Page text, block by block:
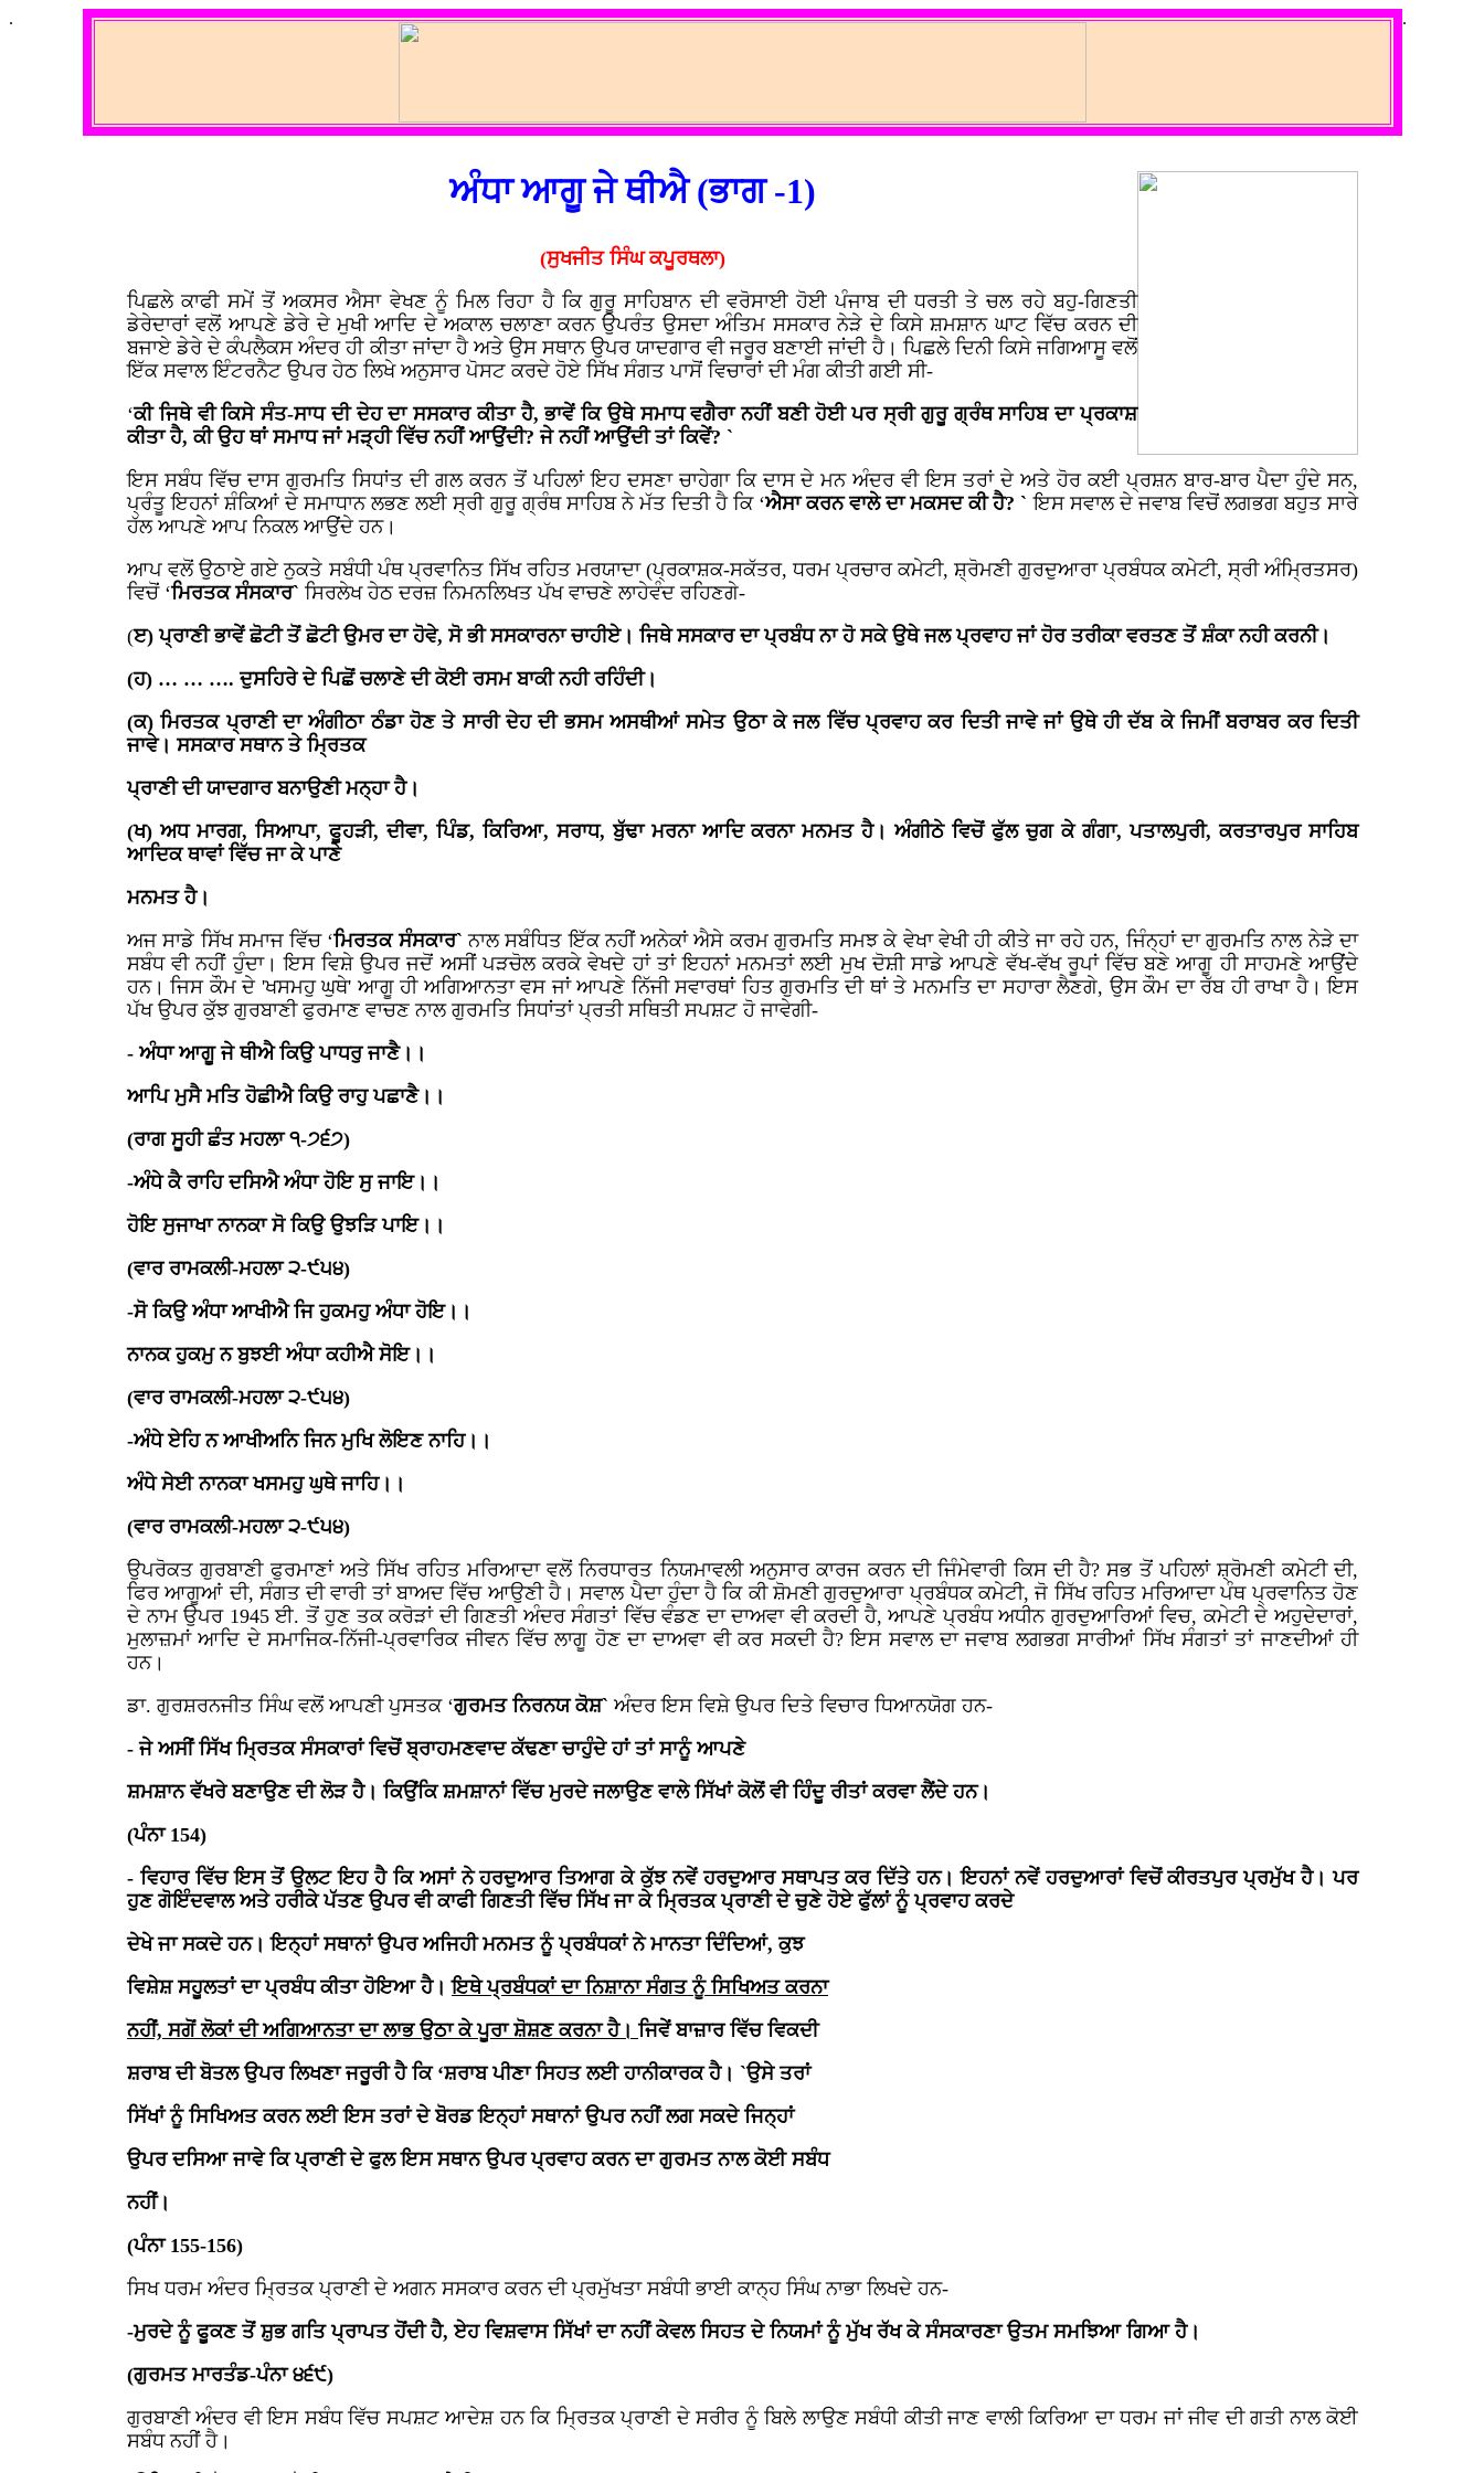
.
ਅੰਧਾ ਆਗੂ ਜੇ ਥੀਐ (ਭਾਗ -1)
(ਸੁਖਜੀਤ ਸਿੰਘ ਕਪੂਰਥਲਾ)
ਪਿਛਲੇ ਕਾਫੀ ਸਮੇਂ ਤੋਂ ਅਕਸਰ ਐਸਾ ਵੇਖਣ ਨੂੰ ਮਿਲ ਰਿਹਾ ਹੈ ਕਿ ਗੁਰੂ ਸਾਹਿਬਾਨ ਦੀ ਵਰੋਸਾਈ ਹੋਈ ਪੰਜਾਬ ਦੀ ਧਰਤੀ ਤੇ ਚਲ ਰਹੇ ਬਹੁ-ਗਿਣਤੀ
ਡੇਰੇਦਾਰਾਂ ਵਲੋਂ ਆਪਣੇ ਡੇਰੇ ਦੇ ਮੁਖੀ ਆਦਿ ਦੇ ਅਕਾਲ ਚਲਾਣਾ ਕਰਨ ਉਪਰੰਤ ਉਸਦਾ ਅੰਤਿਮ ਸਸਕਾਰ ਨੇੜੇ ਦੇ ਕਿਸੇ ਸ਼ਮਸ਼ਾਨ ਘਾਟ ਵਿੱਚ ਕਰਨ ਦੀ
ਬਜਾਏ ਡੇਰੇ ਦੇ ਕੰਪਲੈਕਸ ਅੰਦਰ ਹੀ ਕੀਤਾ ਜਾਂਦਾ ਹੈ ਅਤੇ ਉਸ ਸਥਾਨ ਉਪਰ ਯਾਦਗਾਰ ਵੀ ਜਰੂਰ ਬਣਾਈ ਜਾਂਦੀ ਹੈ। ਪਿਛਲੇ ਦਿਨੀ ਕਿਸੇ ਜਗਿਆਸੂ ਵਲੋਂ
ਇੱਕ ਸਵਾਲ ਇੰਟਰਨੈਟ ਉਪਰ ਹੇਠ ਲਿਖੇ ਅਨੁਸਾਰ ਪੋਸਟ ਕਰਦੇ ਹੋਏ ਸਿੱਖ ਸੰਗਤ ਪਾਸੋਂ ਵਿਚਾਰਾਂ ਦੀ ਮੰਗ ਕੀਤੀ ਗਈ ਸੀ-
‘ਕੀ ਜਿਥੇ ਵੀ ਕਿਸੇ ਸੰਤ-ਸਾਧ ਦੀ ਦੇਹ ਦਾ ਸਸਕਾਰ ਕੀਤਾ ਹੈ, ਭਾਵੇਂ ਕਿ ਉਥੇ ਸਮਾਧ ਵਗੈਰਾ ਨਹੀਂ ਬਣੀ ਹੋਈ ਪਰ ਸ੍ਰੀ ਗੁਰੂ ਗ੍ਰੰਥ ਸਾਹਿਬ ਦਾ ਪ੍ਰਕਾਸ਼
ਕੀਤਾ ਹੈ, ਕੀ ਉਹ ਥਾਂ ਸਮਾਧ ਜਾਂ ਮੜ੍ਹੀ ਵਿੱਚ ਨਹੀਂ ਆਉਂਦੀ? ਜੇ ਨਹੀਂ ਆਉਂਦੀ ਤਾਂ ਕਿਵੇਂ? `
ਇਸ ਸਬੰਧ ਵਿੱਚ ਦਾਸ ਗੁਰਮਤਿ ਸਿਧਾਂਤ ਦੀ ਗਲ ਕਰਨ ਤੋਂ ਪਹਿਲਾਂ ਇਹ ਦਸਣਾ ਚਾਹੇਗਾ ਕਿ ਦਾਸ ਦੇ ਮਨ ਅੰਦਰ ਵੀ ਇਸ ਤਰਾਂ ਦੇ ਅਤੇ ਹੋਰ ਕਈ ਪ੍ਰਸ਼ਨ ਬਾਰ-ਬਾਰ ਪੈਦਾ ਹੁੰਦੇ ਸਨ,
ਪ੍ਰੰਤੂ ਇਹਨਾਂ ਸ਼ੰਕਿਆਂ ਦੇ ਸਮਾਧਾਨ ਲਭਣ ਲਈ ਸ੍ਰੀ ਗੁਰੂ ਗ੍ਰੰਥ ਸਾਹਿਬ ਨੇ ਮੱਤ ਦਿਤੀ ਹੈ ਕਿ ‘ਐਸਾ ਕਰਨ ਵਾਲੇ ਦਾ ਮਕਸਦ ਕੀ ਹੈ? `ਇਸ ਸਵਾਲ ਦੇ ਜਵਾਬ ਵਿਚੋਂ ਲਗਭਗ ਬਹੁਤ ਸਾਰੇ
ਹੱਲ ਆਪਣੇ ਆਪ ਨਿਕਲ ਆਉਂਦੇ ਹਨ।
ਆਪ ਵਲੋਂ ਉਠਾਏ ਗਏ ਨੁਕਤੇ ਸਬੰਧੀ ਪੰਥ ਪ੍ਰਵਾਨਿਤ ਸਿੱਖ ਰਹਿਤ ਮਰਯਾਦਾ (ਪ੍ਰਕਾਸ਼ਕ-ਸਕੱਤਰ, ਧਰਮ ਪ੍ਰਚਾਰ ਕਮੇਟੀ, ਸ਼੍ਰੋਮਣੀ ਗੁਰਦੁਆਰਾ ਪ੍ਰਬੰਧਕ ਕਮੇਟੀ, ਸ੍ਰੀ ਅੰਮ੍ਰਿਤਸਰ)
ਵਿਚੋਂ ‘ਮਿਰਤਕ ਸੰਸਕਾਰ` ਸਿਰਲੇਖ ਹੇਠ ਦਰਜ਼ ਨਿਮਨਲਿਖਤ ਪੱਖ ਵਾਚਣੇ ਲਾਹੇਵੰਦ ਰਹਿਣਗੇ-
(ੲ) ਪ੍ਰਾਣੀ ਭਾਵੇਂ ਛੋਟੀ ਤੋਂ ਛੋਟੀ ਉਮਰ ਦਾ ਹੋਵੇ, ਸੋ ਭੀ ਸਸਕਾਰਨਾ ਚਾਹੀਏ। ਜਿਥੇ ਸਸਕਾਰ ਦਾ ਪ੍ਰਬੰਧ ਨਾ ਹੋ ਸਕੇ ਉਥੇ ਜਲ ਪ੍ਰਵਾਹ ਜਾਂ ਹੋਰ ਤਰੀਕਾ ਵਰਤਣ ਤੋਂ ਸ਼ੰਕਾ ਨਹੀ ਕਰਨੀ।
(ਹ) … … …. ਦੁਸਹਿਰੇ ਦੇ ਪਿਛੋਂ ਚਲਾਣੇ ਦੀ ਕੋਈ ਰਸਮ ਬਾਕੀ ਨਹੀ ਰਹਿੰਦੀ।
(ਕ) ਮਿਰਤਕ ਪ੍ਰਾਣੀ ਦਾ ਅੰਗੀਠਾ ਠੰਡਾ ਹੋਣ ਤੇ ਸਾਰੀ ਦੇਹ ਦੀ ਭਸਮ ਅਸਥੀਆਂ ਸਮੇਤ ਉਠਾ ਕੇ ਜਲ ਵਿੱਚ ਪ੍ਰਵਾਹ ਕਰ ਦਿਤੀ ਜਾਵੇ ਜਾਂ ਉਥੇ ਹੀ ਦੱਬ ਕੇ ਜਿਮੀਂ ਬਰਾਬਰ ਕਰ ਦਿਤੀ
ਜਾਵੇ। ਸਸਕਾਰ ਸਥਾਨ ਤੇ ਮ੍ਰਿਤਕ
ਪ੍ਰਾਣੀ ਦੀ ਯਾਦਗਾਰ ਬਨਾਉਣੀ ਮਨ੍ਹਾ ਹੈ।
(ਖ) ਅਧ ਮਾਰਗ, ਸਿਆਪਾ, ਫੂਹੜੀ, ਦੀਵਾ, ਪਿੰਡ, ਕਿਰਿਆ, ਸਰਾਧ, ਬੁੱਢਾ ਮਰਨਾ ਆਦਿ ਕਰਨਾ ਮਨਮਤ ਹੈ। ਅੰਗੀਠੇ ਵਿਚੋਂ ਫੁੱਲ ਚੁਗ ਕੇ ਗੰਗਾ, ਪਤਾਲਪੁਰੀ, ਕਰਤਾਰਪੁਰ ਸਾਹਿਬ
ਆਦਿਕ ਥਾਵਾਂ ਵਿੱਚ ਜਾ ਕੇ ਪਾਣੇ
ਮਨਮਤ ਹੈ।
ਅਜ ਸਾਡੇ ਸਿੱਖ ਸਮਾਜ ਵਿੱਚ ‘ਮਿਰਤਕ ਸੰਸਕਾਰ`ਨਾਲ ਸਬੰਧਿਤ ਇੱਕ ਨਹੀਂ ਅਨੇਕਾਂ ਐਸੇ ਕਰਮ ਗੁਰਮਤਿ ਸਮਝ ਕੇ ਵੇਖਾ ਵੇਖੀ ਹੀ ਕੀਤੇ ਜਾ ਰਹੇ ਹਨ, ਜਿੰਨ੍ਹਾਂ ਦਾ ਗੁਰਮਤਿ ਨਾਲ ਨੇੜੇ ਦਾ
ਸਬੰਧ ਵੀ ਨਹੀਂ ਹੁੰਦਾ। ਇਸ ਵਿਸ਼ੇ ਉਪਰ ਜਦੋਂ ਅਸੀਂ ਪੜਚੋਲ ਕਰਕੇ ਵੇਖਦੇ ਹਾਂ ਤਾਂ ਇਹਨਾਂ ਮਨਮਤਾਂ ਲਈ ਮੁਖ ਦੋਸ਼ੀ ਸਾਡੇ ਆਪਣੇ ਵੱਖ-ਵੱਖ ਰੂਪਾਂ ਵਿੱਚ ਬਣੇ ਆਗੂ ਹੀ ਸਾਹਮਣੇ ਆਉਂਦੇ
ਹਨ। ਜਿਸ ਕੌਮ ਦੇ 'ਖਸਮਹੁ ਘੁਥੇ' ਆਗੂ ਹੀ ਅਗਿਆਨਤਾ ਵਸ ਜਾਂ ਆਪਣੇ ਨਿੱਜੀ ਸਵਾਰਥਾਂ ਹਿਤ ਗੁਰਮਤਿ ਦੀ ਥਾਂ ਤੇ ਮਨਮਤਿ ਦਾ ਸਹਾਰਾ ਲੈਣਗੇ, ਉਸ ਕੌਮ ਦਾ ਰੱਬ ਹੀ ਰਾਖਾ ਹੈ। ਇਸ
ਪੱਖ ਉਪਰ ਕੁੱਝ ਗੁਰਬਾਣੀ ਫੁਰਮਾਣ ਵਾਚਣ ਨਾਲ ਗੁਰਮਤਿ ਸਿਧਾਂਤਾਂ ਪ੍ਰਤੀ ਸਥਿਤੀ ਸਪਸ਼ਟ ਹੋ ਜਾਵੇਗੀ-
- ਅੰਧਾ ਆਗੂ ਜੇ ਥੀਐ ਕਿਉ ਪਾਧਰੁ ਜਾਣੈ।।
ਆਪਿ ਮੁਸੈ ਮਤਿ ਹੋਛੀਐ ਕਿਉ ਰਾਹੁ ਪਛਾਣੈ।।
(ਰਾਗ ਸੂਹੀ ਛੰਤ ਮਹਲਾ ੧-੭੬੭)
-ਅੰਧੇ ਕੈ ਰਾਹਿ ਦਸਿਐ ਅੰਧਾ ਹੋਇ ਸੁ ਜਾਇ।।
ਹੋਇ ਸੁਜਾਖਾ ਨਾਨਕਾ ਸੋ ਕਿਉ ਉਝੜਿ ਪਾਇ।।
(ਵਾਰ ਰਾਮਕਲੀ-ਮਹਲਾ ੨-੯੫੪)
-ਸੋ ਕਿਉ ਅੰਧਾ ਆਖੀਐ ਜਿ ਹੁਕਮਹੁ ਅੰਧਾ ਹੋਇ।।
ਨਾਨਕ ਹੁਕਮੁ ਨ ਬੁਝਈ ਅੰਧਾ ਕਹੀਐ ਸੋਇ।।
(ਵਾਰ ਰਾਮਕਲੀ-ਮਹਲਾ ੨-੯੫੪)
-ਅੰਧੇ ਏਹਿ ਨ ਆਖੀਅਨਿ ਜਿਨ ਮੁਖਿ ਲੋਇਣ ਨਾਹਿ।।
ਅੰਧੇ ਸੇਈ ਨਾਨਕਾ ਖਸਮਹੁ ਘੁਥੇ ਜਾਹਿ।।
(ਵਾਰ ਰਾਮਕਲੀ-ਮਹਲਾ ੨-੯੫੪)
ਉਪਰੋਕਤ ਗੁਰਬਾਣੀ ਫੁਰਮਾਣਾਂ ਅਤੇ ਸਿੱਖ ਰਹਿਤ ਮਰਿਆਦਾ ਵਲੋਂ ਨਿਰਧਾਰਤ ਨਿਯਮਾਵਲੀ ਅਨੁਸਾਰ ਕਾਰਜ ਕਰਨ ਦੀ ਜਿੰਮੇਵਾਰੀ ਕਿਸ ਦੀ ਹੈ? ਸਭ ਤੋਂ ਪਹਿਲਾਂ ਸ਼੍ਰੋਮਣੀ ਕਮੇਟੀ ਦੀ,
ਫਿਰ ਆਗੂਆਂ ਦੀ, ਸੰਗਤ ਦੀ ਵਾਰੀ ਤਾਂ ਬਾਅਦ ਵਿੱਚ ਆਉਣੀ ਹੈ। ਸਵਾਲ ਪੈਦਾ ਹੁੰਦਾ ਹੈ ਕਿ ਕੀ ਸ਼ੋਮਣੀ ਗੁਰਦੁਆਰਾ ਪ੍ਰਬੰਧਕ ਕਮੇਟੀ, ਜੋ ਸਿੱਖ ਰਹਿਤ ਮਰਿਆਦਾ ਪੰਥ ਪ੍ਰਵਾਨਿਤ ਹੋਣ
ਦੇ ਨਾਮ ਉਪਰ 1945 ਈ. ਤੋਂ ਹੁਣ ਤਕ ਕਰੋੜਾਂ ਦੀ ਗਿਣਤੀ ਅੰਦਰ ਸੰਗਤਾਂ ਵਿੱਚ ਵੰਡਣ ਦਾ ਦਾਅਵਾ ਵੀ ਕਰਦੀ ਹੈ, ਆਪਣੇ ਪ੍ਰਬੰਧ ਅਧੀਨ ਗੁਰਦੁਆਰਿਆਂ ਵਿਚ, ਕਮੇਟੀ ਦੇ ਅਹੁਦੇਦਾਰਾਂ,
ਮੁਲਾਜ਼ਮਾਂ ਆਦਿ ਦੇ ਸਮਾਜਿਕ-ਨਿੱਜੀ-ਪ੍ਰਵਾਰਿਕ ਜੀਵਨ ਵਿੱਚ ਲਾਗੂ ਹੋਣ ਦਾ ਦਾਅਵਾ ਵੀ ਕਰ ਸਕਦੀ ਹੈ? ਇਸ ਸਵਾਲ ਦਾ ਜਵਾਬ ਲਗਭਗ ਸਾਰੀਆਂ ਸਿੱਖ ਸੰਗਤਾਂ ਤਾਂ ਜਾਣਦੀਆਂ ਹੀ
ਹਨ।
ਡਾ. ਗੁਰਸ਼ਰਨਜੀਤ ਸਿੰਘ ਵਲੋਂ ਆਪਣੀ ਪੁਸਤਕ ‘ਗੁਰਮਤ ਨਿਰਨਯ ਕੋਸ਼` ਅੰਦਰ ਇਸ ਵਿਸ਼ੇ ਉਪਰ ਦਿਤੇ ਵਿਚਾਰ ਧਿਆਨਯੋਗ ਹਨ-
- ਜੇ ਅਸੀਂ ਸਿੱਖ ਮ੍ਰਿਤਕ ਸੰਸਕਾਰਾਂ ਵਿਚੋਂ ਬ੍ਰਾਹਮਣਵਾਦ ਕੱਢਣਾ ਚਾਹੁੰਦੇ ਹਾਂ ਤਾਂ ਸਾਨੂੰ ਆਪਣੇ
ਸ਼ਮਸ਼ਾਨ ਵੱਖਰੇ ਬਣਾਉਣ ਦੀ ਲੋੜ ਹੈ। ਕਿਉਂਕਿ ਸ਼ਮਸ਼ਾਨਾਂ ਵਿੱਚ ਮੁਰਦੇ ਜਲਾਉਣ ਵਾਲੇ ਸਿੱਖਾਂ ਕੋਲੋਂ ਵੀ ਹਿੰਦੂ ਰੀਤਾਂ ਕਰਵਾ ਲੈਂਦੇ ਹਨ।
(ਪੰਨਾ 154)
- ਵਿਹਾਰ ਵਿੱਚ ਇਸ ਤੋਂ ਉਲਟ ਇਹ ਹੈ ਕਿ ਅਸਾਂ ਨੇ ਹਰਦੁਆਰ ਤਿਆਗ ਕੇ ਕੁੱਝ ਨਵੇਂ ਹਰਦੁਆਰ ਸਥਾਪਤ ਕਰ ਦਿੱਤੇ ਹਨ। ਇਹਨਾਂ ਨਵੇਂ ਹਰਦੁਆਰਾਂ ਵਿਚੋਂ ਕੀਰਤਪੁਰ ਪ੍ਰਮੁੱਖ ਹੈ। ਪਰ
ਹੁਣ ਗੋਇੰਦਵਾਲ ਅਤੇ ਹਰੀਕੇ ਪੱਤਣ ਉਪਰ ਵੀ ਕਾਫੀ ਗਿਣਤੀ ਵਿੱਚ ਸਿੱਖ ਜਾ ਕੇ ਮ੍ਰਿਤਕ ਪ੍ਰਾਣੀ ਦੇ ਚੁਣੇ ਹੋਏ ਫੁੱਲਾਂ ਨੂੰ ਪ੍ਰਵਾਹ ਕਰਦੇ
ਦੇਖੇ ਜਾ ਸਕਦੇ ਹਨ। ਇਨ੍ਹਾਂ ਸਥਾਨਾਂ ਉਪਰ ਅਜਿਹੀ ਮਨਮਤ ਨੂੰ ਪ੍ਰਬੰਧਕਾਂ ਨੇ ਮਾਨਤਾ ਦਿੰਦਿਆਂ, ਕੁਝ
ਵਿਸ਼ੇਸ਼ ਸਹੂਲਤਾਂ ਦਾ ਪ੍ਰਬੰਧ ਕੀਤਾ ਹੋਇਆ ਹੈ।ਇਥੇ ਪ੍ਰਬੰਧਕਾਂ ਦਾ ਨਿਸ਼ਾਨਾ ਸੰਗਤ ਨੂੰ ਸਿਖਿਅਤ ਕਰਨਾ
ਨਹੀਂ, ਸਗੋਂ ਲੋਕਾਂ ਦੀ ਅਗਿਆਨਤਾ ਦਾ ਲਾਭ ਉਠਾ ਕੇ ਪੂਰਾ ਸ਼ੋਸ਼ਣ ਕਰਨਾ ਹੈ।ਜਿਵੇਂ ਬਾਜ਼ਾਰ ਵਿੱਚ ਵਿਕਦੀ
ਸ਼ਰਾਬ ਦੀ ਬੋਤਲ ਉਪਰ ਲਿਖਣਾ ਜਰੂਰੀ ਹੈ ਕਿ ‘ਸ਼ਰਾਬ ਪੀਣਾ ਸਿਹਤ ਲਈ ਹਾਨੀਕਾਰਕ ਹੈ। `ਉਸੇ ਤਰਾਂ
ਸਿੱਖਾਂ ਨੂੰ ਸਿਖਿਅਤ ਕਰਨ ਲਈ ਇਸ ਤਰਾਂ ਦੇ ਬੋਰਡ ਇਨ੍ਹਾਂ ਸਥਾਨਾਂ ਉਪਰ ਨਹੀਂ ਲਗ ਸਕਦੇ ਜਿਨ੍ਹਾਂ
ਉਪਰ ਦਸਿਆ ਜਾਵੇ ਕਿ ਪ੍ਰਾਣੀ ਦੇ ਫੁਲ ਇਸ ਸਥਾਨ ਉਪਰ ਪ੍ਰਵਾਹ ਕਰਨ ਦਾ ਗੁਰਮਤ ਨਾਲ ਕੋਈ ਸਬੰਧ
ਨਹੀਂ।
(ਪੰਨਾ 155-156)
ਸਿਖ ਧਰਮ ਅੰਦਰ ਮ੍ਰਿਤਕ ਪ੍ਰਾਣੀ ਦੇ ਅਗਨ ਸਸਕਾਰ ਕਰਨ ਦੀ ਪ੍ਰਮੁੱਖਤਾ ਸਬੰਧੀ ਭਾਈ ਕਾਨ੍ਹ ਸਿੰਘ ਨਾਭਾ ਲਿਖਦੇ ਹਨ-
-ਮੁਰਦੇ ਨੂੰ ਫੂਕਣ ਤੋਂ ਸ਼ੁਭ ਗਤਿ ਪ੍ਰਾਪਤ ਹੋਂਦੀ ਹੈ, ਏਹ ਵਿਸ਼ਵਾਸ ਸਿੱਖਾਂ ਦਾ ਨਹੀਂ ਕੇਵਲ ਸਿਹਤ ਦੇ ਨਿਯਮਾਂ ਨੂੰ ਮੁੱਖ ਰੱਖ ਕੇ ਸੰਸਕਾਰਣਾ ਉਤਮ ਸਮਝਿਆ ਗਿਆ ਹੈ।
(ਗੁਰਮਤ ਮਾਰਤੰਡ-ਪੰਨਾ ੪੬੯)
ਗੁਰਬਾਣੀ ਅੰਦਰ ਵੀ ਇਸ ਸਬੰਧ ਵਿੱਚ ਸਪਸ਼ਟ ਆਦੇਸ਼ ਹਨ ਕਿ ਮ੍ਰਿਤਕ ਪ੍ਰਾਣੀ ਦੇ ਸਰੀਰ ਨੂੰ ਬਿਲੇ ਲਾਉਣ ਸਬੰਧੀ ਕੀਤੀ ਜਾਣ ਵਾਲੀ ਕਿਰਿਆ ਦਾ ਧਰਮ ਜਾਂ ਜੀਵ ਦੀ ਗਤੀ ਨਾਲ ਕੋਈ
ਸਬੰਧ ਨਹੀਂ ਹੈ।
.